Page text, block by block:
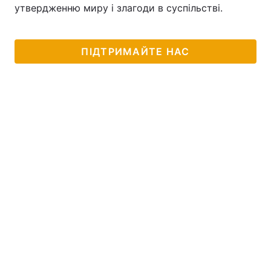
утвердженню миру і злагоди в суспільстві.
ПІДТРИМАЙТЕ НАС